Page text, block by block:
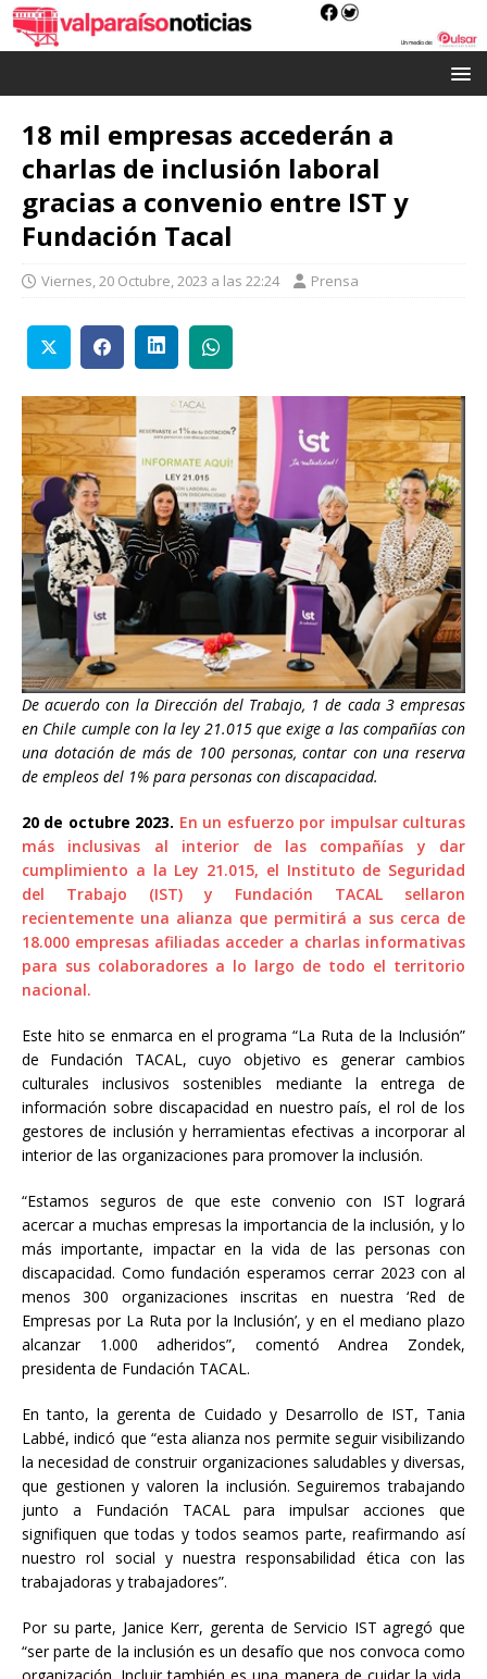
18 mil empresas accederán a
charlas de inclusión laboral
gracias a convenio entre IST y
Fundación Tacal
Viernes, 20 Octubre, 2023 a las 22:24 Prensa
De acuerdo con la Dirección del Trabajo, 1 de cada 3 empresas
en Chile cumple con la ley 21.015 que exige a las compañías con
una dotación de más de 100 personas, contar con una reserva
de empleos del 1% para personas con discapacidad.
20 de octubre 2023. En un esfuerzo por impulsar culturas
más inclusivas al interior de las compañías y dar
cumplimiento a la Ley 21.015, el Instituto de Seguridad
del Trabajo (IST) y Fundación TACAL sellaron
recientemente una alianza que permitirá a sus cerca de
18.000 empresas afiliadas acceder a charlas informativas
para sus colaboradores a lo largo de todo el territorio
nacional.
Este hito se enmarca en el programa “La Ruta de la Inclusión”
de Fundación TACAL, cuyo objetivo es generar cambios
culturales inclusivos sostenibles mediante la entrega de
información sobre discapacidad en nuestro país, el rol de los
gestores de inclusión y herramientas efectivas a incorporar al
interior de las organizaciones para promover la inclusión.
“Estamos seguros de que este convenio con IST logrará
acercar a muchas empresas la importancia de la inclusión, y lo
más importante, impactar en la vida de las personas con
discapacidad. Como fundación esperamos cerrar 2023 con al
menos 300 organizaciones inscritas en nuestra ‘Red de
Empresas por La Ruta por la Inclusión’, y en el mediano plazo
alcanzar 1.000 adheridos”, comentó Andrea Zondek,
presidenta de Fundación TACAL.
En tanto, la gerenta de Cuidado y Desarrollo de IST, Tania
Labbé, indicó que “esta alianza nos permite seguir visibilizando
la necesidad de construir organizaciones saludables y diversas,
que gestionen y valoren la inclusión. Seguiremos trabajando
junto a Fundación TACAL para impulsar acciones que
signifiquen que todas y todos seamos parte, reafirmando así
nuestro rol social y nuestra responsabilidad ética con las
trabajadoras y trabajadores”.
Por su parte, Janice Kerr, gerenta de Servicio IST agregó que
“ser parte de la inclusión es un desafío que nos convoca como
organización. Incluir también es una manera de cuidar la vida,